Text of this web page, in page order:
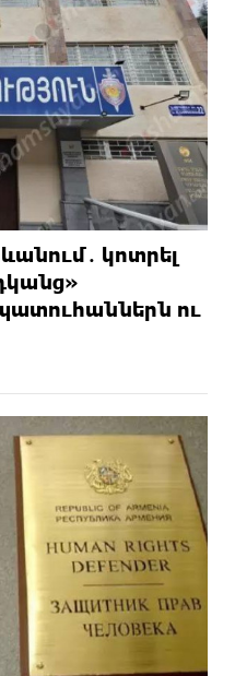
իրականացվող
միահեծան իշխանության
կոտրել
ու